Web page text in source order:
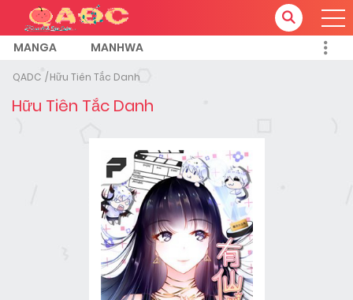
MANGA MANHWA
QADC Hữu Tiên Tắc Danh
Hữu Tiên Tắc Danh